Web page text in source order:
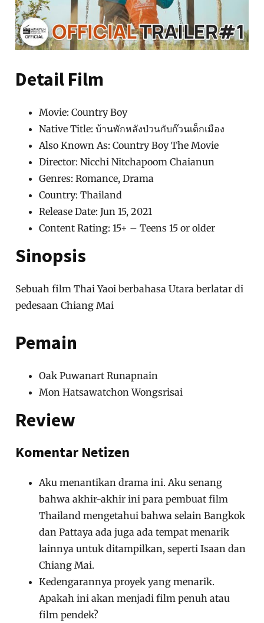
Detail Film
Movie: Country Boy
Native Title: บ้านพักหลังป่วนกับก๊วนเด็กเมือง
Also Known As: Country Boy The Movie
Director: Nicchi Nitchapoom Chaianun
Genres: Romance, Drama
Country: Thailand
Release Date: Jun 15, 2021
Content Rating: 15+ – Teens 15 or older
Sinopsis
Sebuah film Thai Yaoi berbahasa Utara berlatar di
pedesaan Chiang Mai
Pemain
Oak Puwanart Runapnain
Mon Hatsawatchon Wongsrisai
Review
Komentar Netizen
Aku menantikan drama ini. Aku senang
bahwa akhir-akhir ini para pembuat film
Thailand mengetahui bahwa selain Bangkok
dan Pattaya ada juga ada tempat menarik
lainnya untuk ditampilkan, seperti Isaan dan
Chiang Mai.
Kedengarannya proyek yang menarik.
Apakah ini akan menjadi film penuh atau
film pendek?